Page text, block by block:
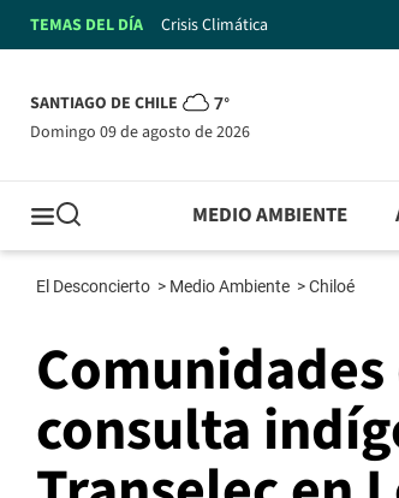
TEMAS DEL DÍA Crisis Climática
SANTIAGO DE CHILE 7°
domingo 09 de agosto de 2026
MEDIO AMBIENTE
El Desconcierto > Medio Ambiente >Chiloé
consulta